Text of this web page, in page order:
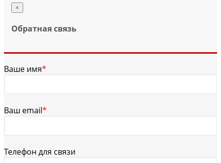
×
Обратная связь
Ваше имя*
Ваш email*
Телефон для связи